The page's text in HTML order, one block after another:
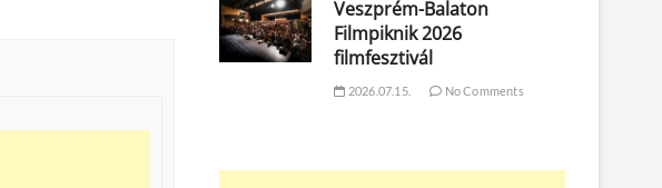
Veszprém-Balaton
Filmpiknik 2026
filmfesztivál
2026.07.15. No Comments